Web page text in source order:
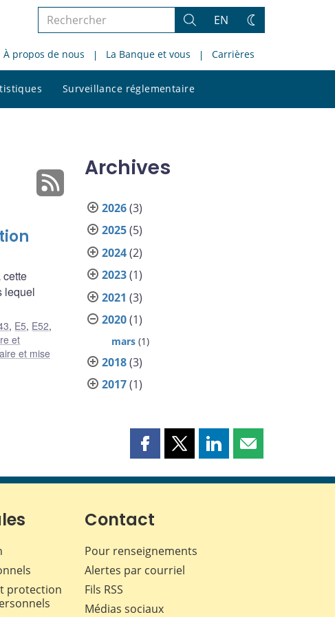
Rechercher
le
site
Rechercher
EN
Changez
thème
À propos de nous La Banque et vous Carrières
Surveillance réglementaire
le
cette
lequel
, E5, E52,
et
et mise
Archives
2026(3)
2025(5)
2024(2)
2023(1)
2021 (3)
2020(1)
mars (1)
2018(3)
2017(1)
Partager
page
Facebook
Partager
page
Partager
page
Partager
page
protection
Contact
Pour renseignements
Alertes par courriel
Fils RSS
Médias sociaux